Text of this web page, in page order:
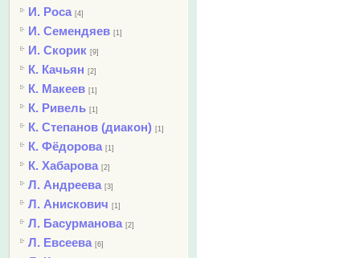
И. Роса [4]
И. Семендяев [1]
И. Скорик [9]
К. Качьян [2]
К. Макеев [1]
К. Ривель [1]
К. Степанов (диакон) [1]
К. Фёдорова [1]
К. Хабарова [2]
Л. Андреева [3]
Л. Анискович [1]
Л. Басурманова [2]
Л. Евсеева [6]